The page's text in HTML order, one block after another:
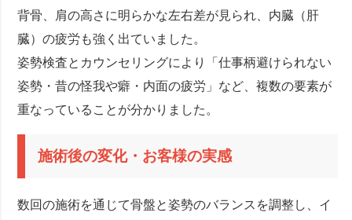
背骨、肩の高さに明らかな左右差が見られ、内臓（肝
臓）の疲労も強く出ていました。
姿勢検査とカウンセリングにより「仕事柄避けられない
姿勢・昔の怪我や癖・内面の疲労」など、複数の要素が
重なっていることが分かりました。
施術後の変化・お客様の実感
数回の施術を通じて骨盤と姿勢のバランスを調整し、イ